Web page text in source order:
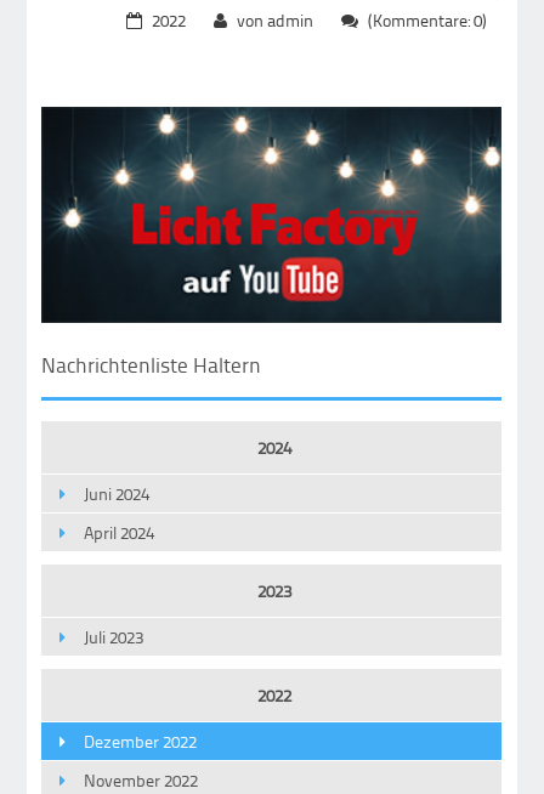
2022 von admin (Kommentare: 0)
Nachrichtenliste Haltern
2024
Juni 2024
April 2024
2023
Juli 2023
2022
Dezember 2022
November 2022